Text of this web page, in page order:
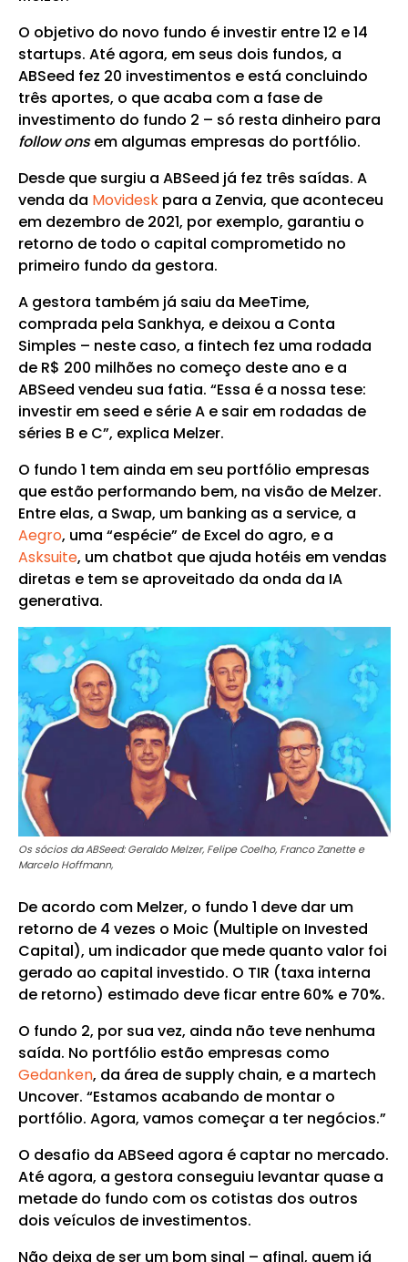
O objetivo do novo fundo é investir entre 12 e 14
startups. Até agora, em seus dois fundos, a
ABSeed fez 20 investimentos e está concluindo
três aportes, o que acaba com a fase de
investimento do fundo 2 – só resta dinheiro para
follow onsem algumas empresas do portfólio.
Desde que surgiu a ABSeed já fez três saídas. A
venda da Movideskpara a Zenvia, que aconteceu
em dezembro de 2021, por exemplo, garantiu o
retorno de todo o capital comprometido no
primeiro fundo da gestora.
A gestora também já saiu da MeeTime,
comprada pela Sankhya, e deixou a Conta
Simples – neste caso, a fintech fez uma rodada
de R$ 200 milhões no começo deste ano e a
ABSeed vendeu sua fatia. “Essa é a nossa tese:
investir em seed e série A e sair em rodadas de
séries B e C”, explica Melzer.
O fundo 1 tem ainda em seu portfólio empresas
que estão performando bem, na visão de Melzer.
Entre elas, a Swap, um banking as a service, a
Aegro, uma “espécie” de Excel do agro, e a
Asksuite, um chatbot que ajuda hotéis em vendas
diretas e tem se aproveitado da onda da IA
generativa.
Os sócios da ABSeed: Geraldo Melzer, Felipe Coelho, Franco Zanette e
Marcelo Hoffmann,
De acordo com Melzer, o fundo 1 deve dar um
retorno de 4 vezes o Moic (Multiple on Invested
Capital), um indicador que mede quanto valor foi
gerado ao capital investido. O TIR (taxa interna
de retorno) estimado deve ficar entre 60% e 70%.
O fundo 2, por sua vez, ainda não teve nenhuma
saída. No portfólio estão empresas como
Gedanken, da área de supply chain, e a martech
Uncover. “Estamos acabando de montar o
portfólio. Agora, vamos começar a ter negócios.”
O desafio da ABSeed agora é captar no mercado.
Até agora, a gestora conseguiu levantar quase a
metade do fundo com os cotistas dos outros
dois veículos de investimentos.
Não deixa de ser um bom sinal – afinal, quem já